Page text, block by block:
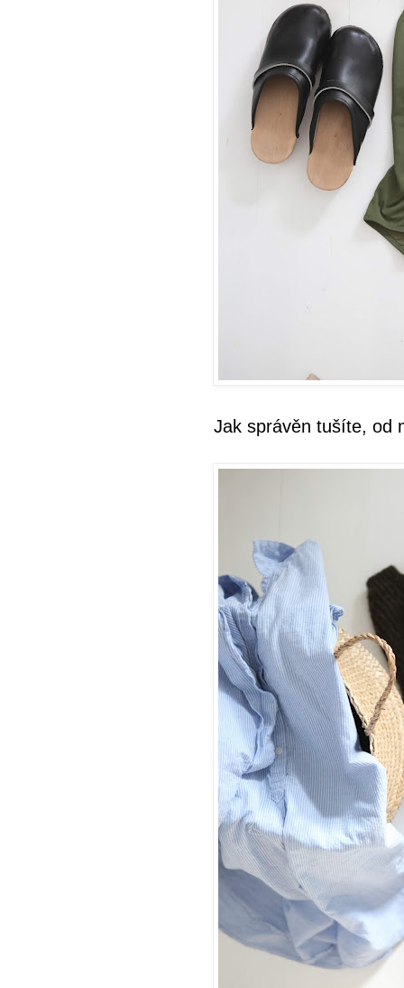
Jak správěn tušíte, od